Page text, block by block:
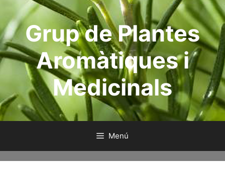
contenidoGrup de Plantes
Aromàtiques i
Medicinals
Menú